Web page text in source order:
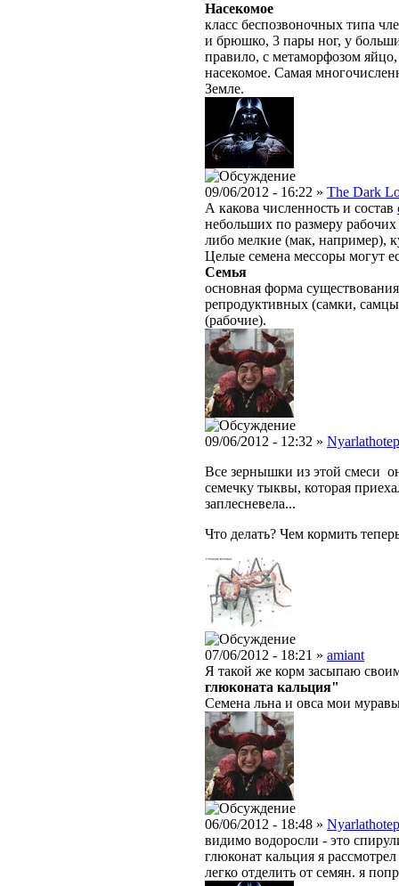
Насекомое
класс беспозвоночных типа
и брюшко, 3 пары ног, у
правило, с метаморфозом
насекомое. Самая
Земле.
09/06/2012 - 16:22 » The Dark
А какова численность и состав
небольших по размеру
либо мелкие (мак, например),
Целые семена мессоры могут
Семья
основная форма
репродуктивных (самки,
(рабочие).
09/06/2012 - 12:32 » Nyarlathotep
Все зернышки из этой смеси
семечку тыквы, которая
заплесневела...
Что делать? Чем кормить
07/06/2012 - 18:21 » amiant
Я такой же корм засыпаю
глюконата кальция"
Семена льна и овса мои
06/06/2012 - 18:48 » Nyarlathotep
видимо водоросли - это
глюконат кальция я
легко отделить от семян. я